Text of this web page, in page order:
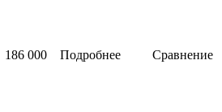
186 000 Подробнее Сравнение